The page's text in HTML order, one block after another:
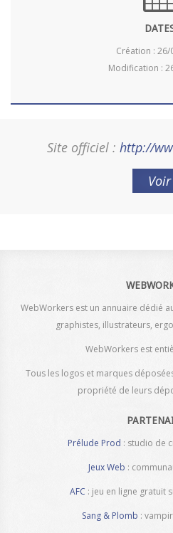
Création :
Modification :
Site officiel : http://
Voir
WebWorkers est un annuaire dédié
graphistes, illustrateurs,
WebWorkers est
Tous les logos et marques
propriété de leurs
Prélude Prod : studio de
Jeux Web :
AFC : jeu en ligne gratuit
Sang & Plomb :